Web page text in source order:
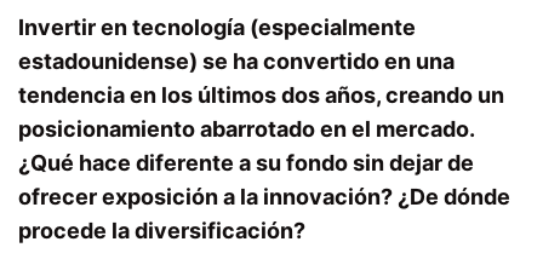
Invertir en tecnología (especialmente
estadounidense) se ha convertido en una
tendencia en los últimos dos años, creando un
posicionamiento abarrotado en el mercado.
¿Qué hace diferente a su fondo sin dejar de
ofrecer exposición a la innovación? ¿De dónde
procede la diversificación?